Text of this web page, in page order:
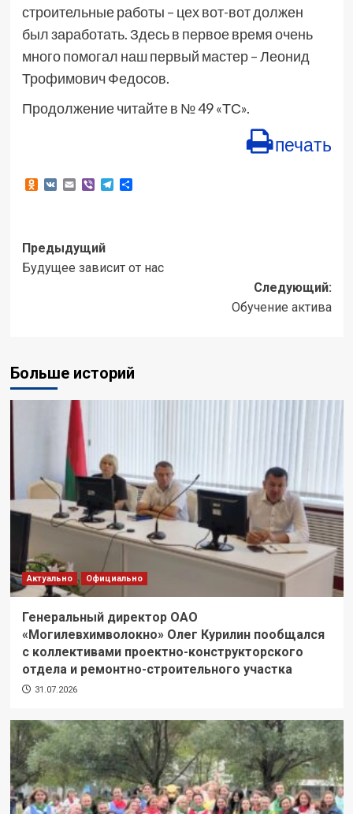
строительные работы – цех вот-вот должен
был заработать. Здесь в первое время очень
много помогал наш первый мастер – Леонид
Трофимович Федосов.
Продолжение читайте в № 49 «ТС».
печать
Odnoklassniki
VKEmailViberTelegram
Отправить
Навигация
записи
Предыдущий
Будущее зависит от нас
Следующий:
Обучение актива
Больше историй
Актуально Официально
Генеральный директор ОАО
«Могилевхимволокно» Олег Курилин пообщался
с коллективами проектно-конструкторского
отдела и ремонтно-строительного участка
31.07.2026